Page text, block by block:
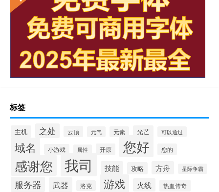
标签
主机 之处 云顶 元气 元素 光芒 可以通过
域名 小游戏 属性 开原 您好 您的
感谢您 我司 技能 攻略 方舟 星际争霸
服务器 武器 洛克 游戏 火线 热血传奇